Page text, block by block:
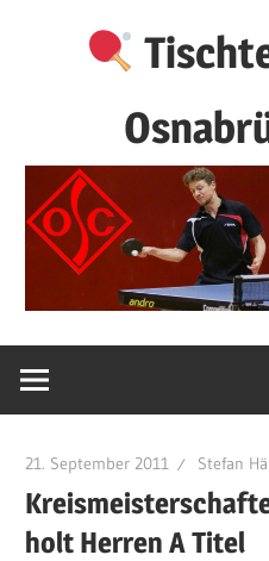
21. September 2011 Stefan
holt Herren A Titel